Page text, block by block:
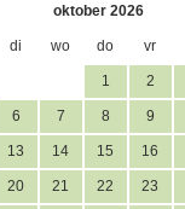
oktober 2026
di wo do vr
1 2
6 7 8 9
13 14 15 16
20 21 22 23